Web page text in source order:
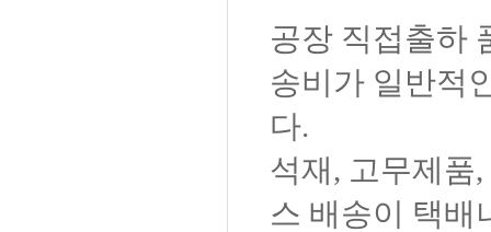
공장 직접출하
송비가 일반적
다.
석재, 고무제품
스 배송이 택배